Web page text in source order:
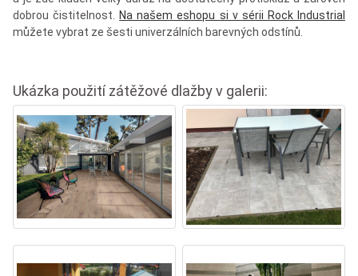
dobrou čistitelnost.Na našem eshopu si v sérii Rock Industrial
můžete vybrat ze šesti univerzálních barevných odstínů.
Ukázka použití zátěžové dlažby v galerii: